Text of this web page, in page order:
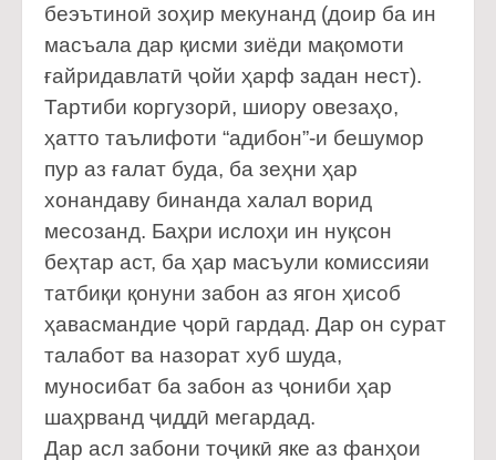
беэътиноӣ зоҳир мекунанд (доир ба ин
масъала дар қисми зиёди мақомоти
ғайридавлатӣ ҷойи ҳарф задан нест).
Тартиби коргузорӣ, шиору овезаҳо,
ҳатто таълифоти “адибон”-и бешумор
пур аз ғалат буда, ба зеҳни ҳар
хонандаву бинанда халал ворид
месозанд. Баҳри ислоҳи ин нуқсон
беҳтар аст, ба ҳар масъули комиссияи
татбиқи қонуни забон аз ягон ҳисоб
ҳавасмандие ҷорӣ гардад. Дар он сурат
талабот ва назорат хуб шуда,
муносибат ба забон аз ҷониби ҳар
шаҳрванд ҷиддӣ мегардад.
Дар асл забони тоҷикӣ яке аз фанҳои